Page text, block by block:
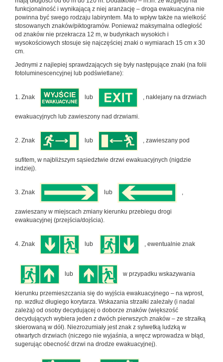
funkcjonalność i wynikającą z niej aranżację – droga ewakuacyjna nie
powinna być swego rodzaju labiryntem. Ma to wpływ także na wielkość
stosowanych znaków/piktogramów. Ponieważ maksymalna odległość
od znaków nie przekracza 12 m, w budynkach wysokich i
wysokościowych stosuje się najczęściej znaki o wymiarach 15 cm x 30
cm.
Jednymi z najlepiej sprawdzających się były następujące znaki (na folii
fotoluminescencyjnej lub podświetlane):
1. Znak lub , naklejany na drzwiach
ewakuacyjnych lub zawieszony nad drzwiami.
2. Znak lub , zawieszany pod
sufitem, w najbliższym sąsiedztwie drzwi ewakuacyjnych (nigdzie
indziej).
3. Znak lub ,
zawieszany w miejscach zmiany kierunku przebiegu drogi
ewakuacyjnej (przejścia/dojścia).
4. Znak lub , ewentualnie znak
lub w przypadku wskazywania
kierunku przemieszczania się do wyjścia ewakuacyjnego – na wprost,
np. wzdłuż długiego korytarza. Wskazania strzałki zależały (i nadal
zależą) od osoby decydującej o doborze znaków (większość
decydujących wybiera jeden z dwóch pierwszych znaków – ze strzałką
skierowaną w dół). Niezrozumiały jest znak z sylwetką ludzką w
otwartych drzwiach (niczego nie wyjaśnia, a wręcz wprowadza w błąd,
sugerując obecność drzwi na drodze ewakuacyjnej).